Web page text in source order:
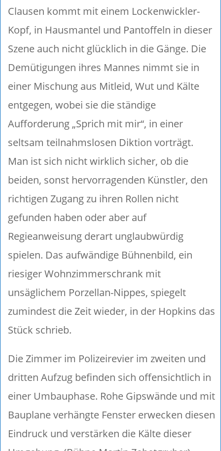
Clausen kommt mit einem Lockenwickler-
Kopf, in Hausmantel und Pantoffeln in dieser
Szene auch nicht glücklich in die Gänge. Die
Demütigungen ihres Mannes nimmt sie in
einer Mischung aus Mitleid, Wut und Kälte
entgegen, wobei sie die ständige
Aufforderung „Sprich mit mir“, in einer
seltsam teilnahmslosen Diktion vorträgt.
Man ist sich nicht wirklich sicher, ob die
beiden, sonst hervorragenden Künstler, den
richtigen Zugang zu ihren Rollen nicht
gefunden haben oder aber auf
Regieanweisung derart unglaubwürdig
spielen. Das aufwändige Bühnenbild, ein
riesiger Wohnzimmerschrank mit
unsäglichem Porzellan-Nippes, spiegelt
zumindest die Zeit wieder, in der Hopkins das
Stück schrieb.
Die Zimmer im Polizeirevier im zweiten und
dritten Aufzug befinden sich offensichtlich in
einer Umbauphase. Rohe Gipswände und mit
Bauplane verhängte Fenster erwecken diesen
Eindruck und verstärken die Kälte dieser